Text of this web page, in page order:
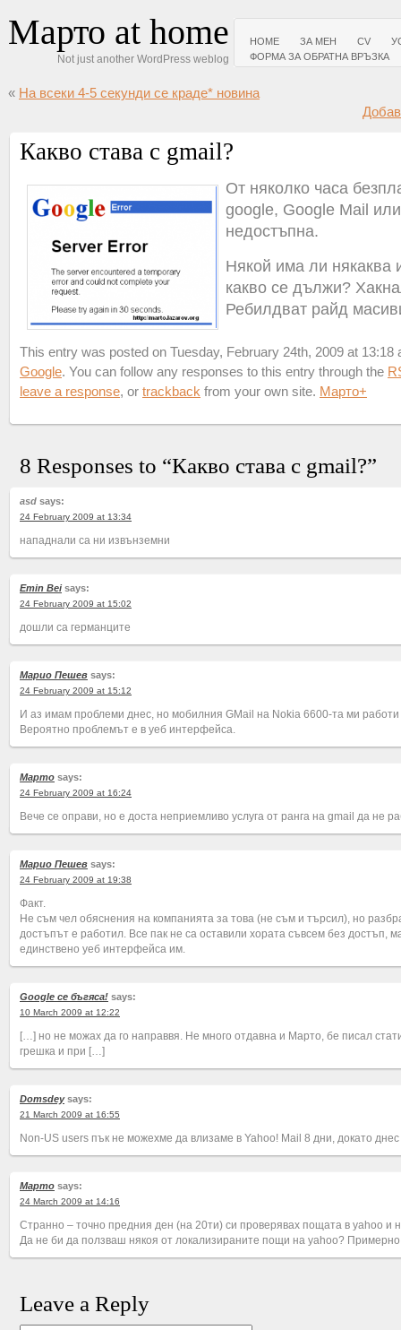
Марто at home
Not just another WordPress weblog
HOME ЗА МЕН CV
ФОРМА ЗА ОБРАТНА ВРЪЗКА
« На всеки 4-5 секунди се краде* новина
Какво става с gmail?
От няколко часа
google, Google Mail
недостъпна.
Някой има ли някаква
какво се дължи?
Ребилдват райд
This entry was posted on Tuesday, February 24th, 2009 at 13:18
Google. You can follow any responses to this entry through the
leave a response, or trackback from your own site. Марто+
8 Responses to “Какво става с gmail?”
asd says:
24 February 2009 at 13:34
нападнали са ни извънземни
Emin Bei says:
24 February 2009 at 15:02
дошли са германците
Марио Пешев says:
24 February 2009 at 15:12
И аз имам проблеми днес, но мобилния GMail на Nokia 6600-та ми работи
Вероятно проблемът е в уеб интерфейса.
Марто says:
24 February 2009 at 16:24
Вече се оправи, но е доста неприемливо услуга от ранга на gmail да не
Марио Пешев says:
24 February 2009 at 19:38
Факт.
Не съм чел обяснения на компанията за това (не съм и търсил), но
достъпът е работил. Все пак не са оставили хората съвсем без достъп,
единствено уеб интерфейса им.
Google се бъгяса! says:
10 March 2009 at 12:22
[…] но не можах да го направвя. Не много отдавна и Марто, бе писал
грешка и при […]
Domsdey says:
21 March 2009 at 16:55
Non-US users пък не можехме да влизаме в Yahoo! Mail 8 дни, докато
Марто says:
24 March 2009 at 14:16
Странно – точно предния ден (на 20ти) си проверявах пощата в yahoo и
Да не би да ползваш някоя от локализираните пощи на yahoo?
Leave a Reply